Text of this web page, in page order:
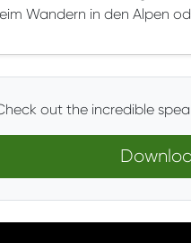
Wandern in den Alpen
out the incredible